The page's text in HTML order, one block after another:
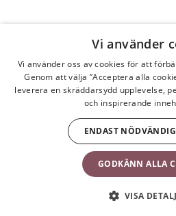
Integritetspolicy
Användarvillkor
Ångra ditt köp
Copyright © 2009-2024 BabyBjörn
Vi använder
Vi använder oss av cookies för att
Genom att välja ”Acceptera alla
leverera en skräddarsydd upplevelse,
och inspirerande
GODKÄNN ALLA
ENDAST
VISA